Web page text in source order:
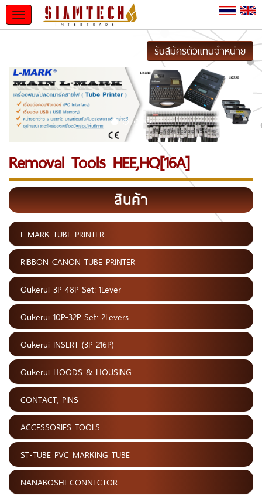
Toggle
รับสมัครตัวแทนจำหน่าย
Removal Tools HEE,HQ[16A]
สินค้า
L-MARK TUBE PRINTER
RIBBON CANON TUBE PRINTER
Oukerui 3P-48P Set: 1Lever
Oukerui 10P-32P Set: 2Levers
Oukerui INSERT (3P-216P)
Oukerui HOODS & HOUSING
CONTACT, PINS
ACCESSORIES TOOLS
ST-TUBE PVC MARKING TUBE
NANABOSHI CONNECTOR